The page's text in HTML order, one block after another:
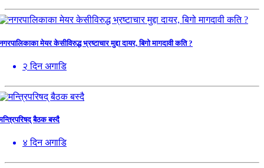
मेयर केसीविरुद्ध भ्रष्टाचार मुद्दा दायर, बिगो मागदावी कति ?
२ दिन अगाडि
बैठक बस्दै
४ दिन अगाडि